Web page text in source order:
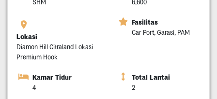
SHM 6,600
Lokasi
Diamon Hill Citraland Lokasi
Premium Hook
Fasilitas
Car Port, Garasi, PAM
Kamar Tidur
4
Total Lantai
2